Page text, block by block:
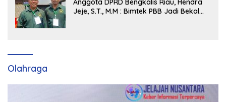
Anggota DPRD Bengkalis Riau, Hendra
Jeje, S.T., M.M : Bimtek PBB Jadi Bekal
Olahraga